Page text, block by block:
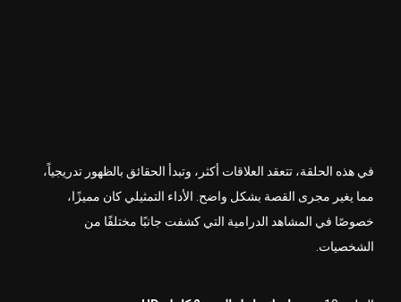
في هذه الحلقة، تتعقد العلاقات أكثر، وتبدأ الحقائق بالظهور تدريجياً،
مما يغير مجرى القصة بشكل واضح. الأداء التمثيلي كان مميزًا،
خصوصًا في المشاهد الدرامية التي كشفت جانبًا مختلفًا من
الشخصيات.